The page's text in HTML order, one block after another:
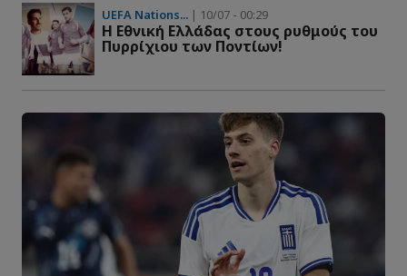
UEFA Nations... | 10/07 - 00:29
Η Εθνική Ελλάδας στους ρυθμούς του
Πυρρίχιου των Ποντίων!